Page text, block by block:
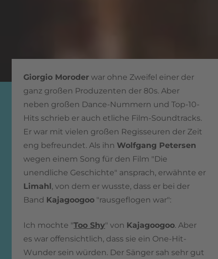
Giorgio Moroder war ohne Zweifel einer der
ganz großen Produzenten der 80s. Aber
neben großen Dance-Nummern und Top-10-
Hits schrieb er auch etliche Film-Soundtracks.
Er war mit vielen großen Regisseuren der Zeit
eng befreundet. Als ihn Wolfgang Petersen
wegen einem Song für den Film "Die
unendliche Geschichte" ansprach, erwähnte er
Limahl, von dem er wusste, dass er bei der
Band Kajagoogoo "rausgeflogen war":
Ich mochte "Too Shy" von Kajagoogoo. Aber
es war offensichtlich, dass sie ein One-Hit-
Wunder sein würden. Der Sänger sah sehr gut